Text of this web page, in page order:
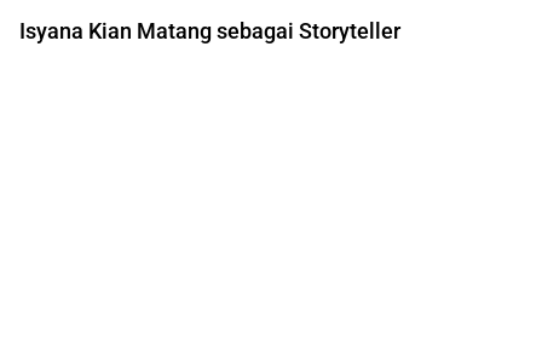
Isyana Kian Matang sebagai Storyteller